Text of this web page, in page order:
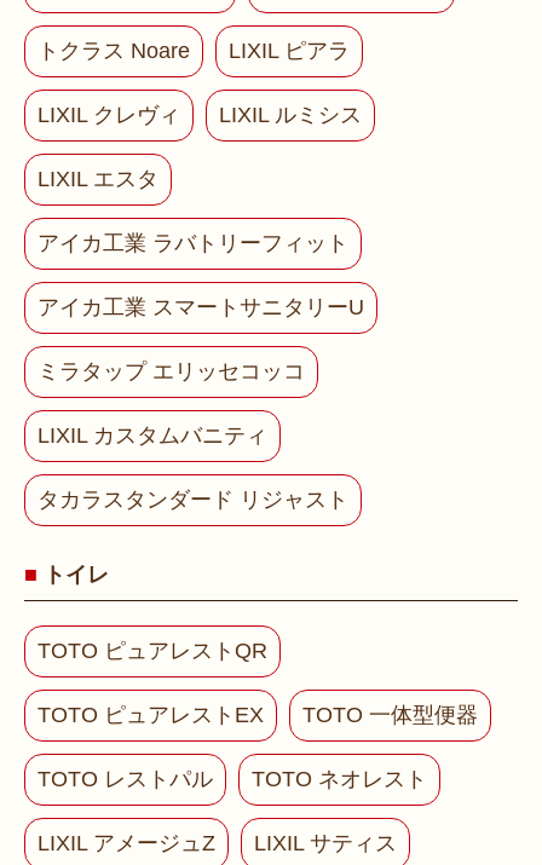
トクラス Noare LIXIL ピアラ
LIXIL クレヴィ LIXIL ルミシス
LIXIL エスタ
アイカ工業 ラバトリーフィット
アイカ工業 スマートサニタリーU
ミラタップ エリッセコッコ
LIXIL カスタムバニティ
タカラスタンダード リジャスト
トイレ
TOTO ピュアレストQR
TOTO ピュアレストEX TOTO 一体型便器
TOTO レストパル TOTO ネオレスト
LIXIL アメージュZ LIXIL サティス